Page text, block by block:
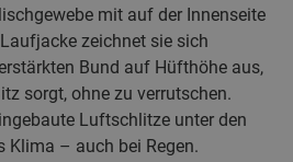
mit auf der Innenseite
zeichnet sie sich
Bund auf Hüfthöhe aus,
sorgt, ohne zu verrutschen.
Luftschlitze unter den
Klima – auch bei Regen.